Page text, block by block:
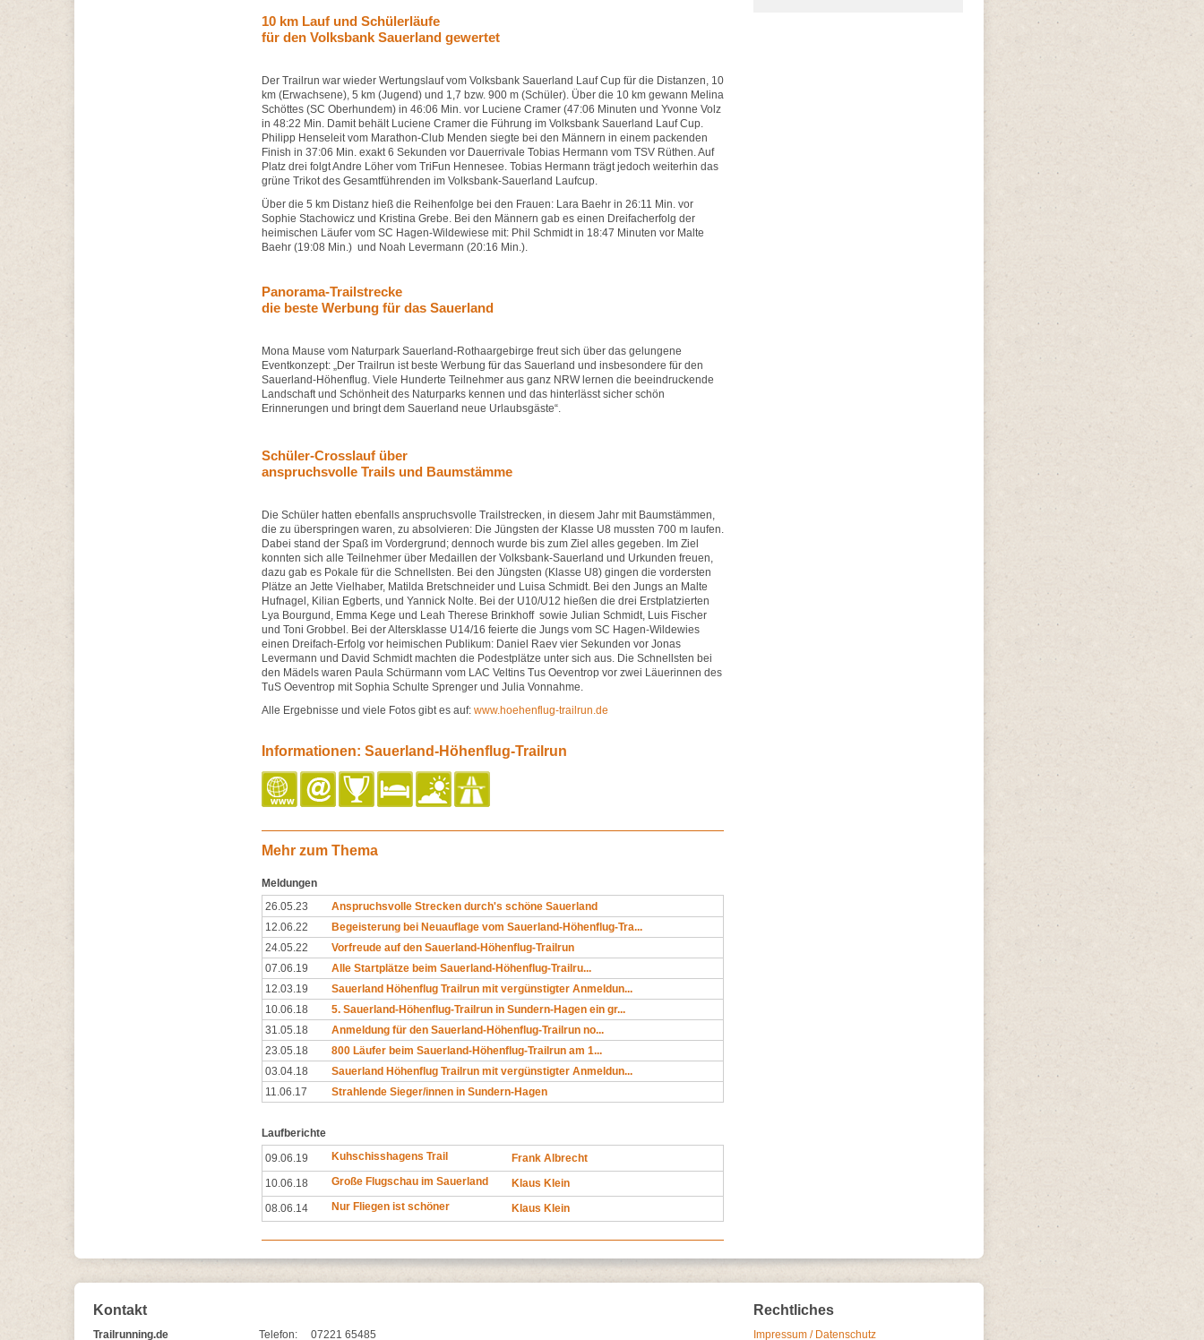
10 km Lauf und Schülerläufe
für den Volksbank Sauerland gewertet
Der Trailrun war wieder Wertungslauf vom Volksbank Sauerland Lauf Cup für die Distanzen, 10
km (Erwachsene), 5 km (Jugend) und 1,7 bzw. 900 m (Schüler). Über die 10 km gewann Melina
Schöttes (SC Oberhundem) in 46:06 Min. vor Luciene Cramer (47:06 Minuten und Yvonne Volz
in 48:22 Min. Damit behält Luciene Cramer die Führung im Volksbank Sauerland Lauf Cup.
Philipp Henseleit vom Marathon-Club Menden siegte bei den Männern in einem packenden
Finish in 37:06 Min. exakt 6 Sekunden vor Dauerrivale Tobias Hermann vom TSV Rüthen. Auf
Platz drei folgt Andre Löher vom TriFun Hennesee. Tobias Hermann trägt jedoch weiterhin das
grüne Trikot des Gesamtführenden im Volksbank-Sauerland Laufcup.
Über die 5 km Distanz hieß die Reihenfolge bei den Frauen: Lara Baehr in 26:11 Min. vor
Sophie Stachowicz und Kristina Grebe. Bei den Männern gab es einen Dreifacherfolg der
heimischen Läufer vom SC Hagen-Wildewiese mit: Phil Schmidt in 18:47 Minuten vor Malte
Baehr (19:08 Min.) und Noah Levermann (20:16 Min.).
Panorama-Trailstrecke
die beste Werbung für das Sauerland
Mona Mause vom Naturpark Sauerland-Rothaargebirge freut sich über das gelungene
Eventkonzept: „Der Trailrun ist beste Werbung für das Sauerland und insbesondere für den
Sauerland-Höhenflug. Viele Hunderte Teilnehmer aus ganz NRW lernen die beeindruckende
Landschaft und Schönheit des Naturparks kennen und das hinterlässt sicher schön
Erinnerungen und bringt dem Sauerland neue Urlaubsgäste“.
Schüler-Crosslauf über
anspruchsvolle Trails und Baumstämme
Die Schüler hatten ebenfalls anspruchsvolle Trailstrecken, in diesem Jahr mit Baumstämmen,
die zu überspringen waren, zu absolvieren: Die Jüngsten der Klasse U8 mussten 700 m laufen.
Dabei stand der Spaß im Vordergrund; dennoch wurde bis zum Ziel alles gegeben. Im Ziel
konnten sich alle Teilnehmer über Medaillen der Volksbank-Sauerland und Urkunden freuen,
dazu gab es Pokale für die Schnellsten. Bei den Jüngsten (Klasse U8) gingen die vordersten
Plätze an Jette Vielhaber, Matilda Bretschneider und Luisa Schmidt. Bei den Jungs an Malte
Hufnagel, Kilian Egberts, und Yannick Nolte. Bei der U10/U12 hießen die drei Erstplatzierten
Lya Bourgund, Emma Kege und Leah Therese Brinkhoff sowie Julian Schmidt, Luis Fischer
und Toni Grobbel. Bei der Altersklasse U14/16 feierte die Jungs vom SC Hagen-Wildewies
einen Dreifach-Erfolg vor heimischen Publikum: Daniel Raev vier Sekunden vor Jonas
Levermann und David Schmidt machten die Podestplätze unter sich aus. Die Schnellsten bei
den Mädels waren Paula Schürmann vom LAC Veltins Tus Oeventrop vor zwei Läuerinnen des
TuS Oeventrop mit Sophia Schulte Sprenger und Julia Vonnahme.
Alle Ergebnisse und viele Fotos gibt es auf: www.hoehenflug-trailrun.de
Informationen: Sauerland-Höhenflug-Trailrun
Mehr zum Thema
Meldungen
26.05.23
Anspruchsvolle Strecken durch's schöne Sauerland
12.06.22
Begeisterung bei Neuauflage vom Sauerland-Höhenflug-Tra...
24.05.22
Vorfreude auf den Sauerland-Höhenflug-Trailrun
07.06.19
Alle Startplätze beim Sauerland-Höhenflug-Trailru...
12.03.19
Sauerland Höhenflug Trailrun mit vergünstigter Anmeldun...
10.06.18
5. Sauerland-Höhenflug-Trailrun in Sundern-Hagen ein gr...
31.05.18
Anmeldung für den Sauerland-Höhenflug-Trailrun no...
23.05.18
800 Läufer beim Sauerland-Höhenflug-Trailrun am 1...
03.04.18
Sauerland Höhenflug Trailrun mit vergünstigter Anmeldun...
11.06.17
Strahlende Sieger/innen in Sundern-Hagen
Laufberichte
09.06.19
Kuhschisshagens Trail
Frank Albrecht
10.06.18
Große Flugschau im Sauerland
Klaus Klein
08.06.14
Nur Fliegen ist schöner Klaus Klein
Kontakt
Trailrunning.de Telefon: 07221 65485
Rechtliches
Impressum / Datenschutz